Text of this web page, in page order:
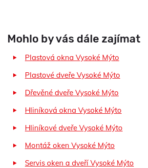
Mohlo by vás dále zajímat
Plastová okna Vysoké Mýto
Plastové dveře Vysoké Mýto
Dřevěné dveře Vysoké Mýto
Hliníková okna Vysoké Mýto
Hliníkové dveře Vysoké Mýto
Montáž oken Vysoké Mýto
Servis oken a dveří Vysoké Mýto